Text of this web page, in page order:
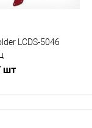
LCDS-5046
шт